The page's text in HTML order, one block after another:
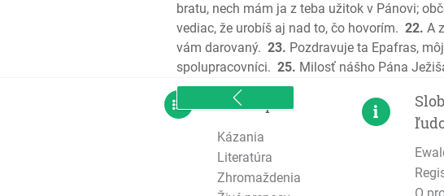
bratu, nech mám ja z teba užitok v Pánovi;
vediac, že urobíš aj nad to, čo hovorím. 22. A
vám darovaný. 23. Pozdravuje ta Epafras,
spolupracovníci. 25. Milosť nášho Pána
sitemap
Kázania
Literatúra
Zhromaždenia